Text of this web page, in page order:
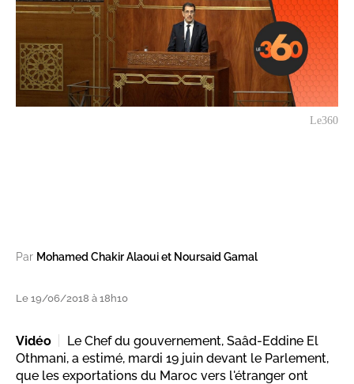
Le360
Par Mohamed Chakir Alaoui et Noursaid Gamal
Le 19/06/2018 à 18h10
Vidéo
Le Chef du gouvernement, Saâd-Eddine El
Othmani, a estimé, mardi 19 juin devant le Parlement,
que les exportations du Maroc vers l'étranger ont